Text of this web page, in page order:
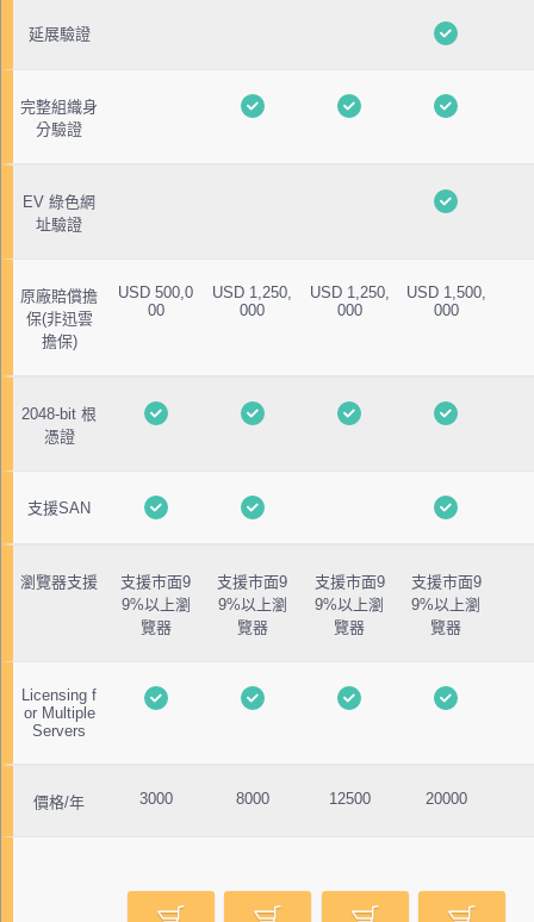
延展驗證
完整組織身
分驗證
EV 綠色網
址驗證
原廠賠償擔
保(非迅雲
擔保)
USD 500,0
00
USD 1,250,
000
USD 1,250,
000
USD 1,500,
000
2048-bit 根
憑證
支援SAN
瀏覽器支援
支援市面9
9%以上瀏
覽器
支援市面9
9%以上瀏
覽器
支援市面9
9%以上瀏
覽器
支援市面9
9%以上瀏
覽器
Licensing f
or Multiple
Servers
價格/年 3000 8000 12500 20000